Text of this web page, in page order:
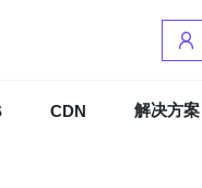
CDN 解决方案